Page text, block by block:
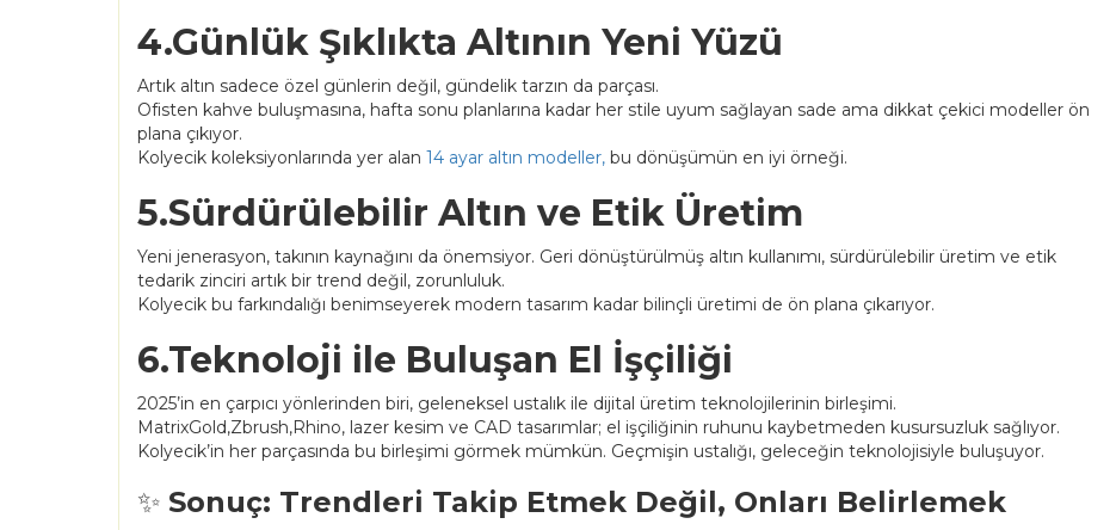
4.Günlük Şıklıkta Altının Yeni Yüzü
Artık altın sadece özel günlerin değil, gündelik tarzın da parçası.
Ofisten kahve buluşmasına, hafta sonu planlarına kadar her stile uyum sağlayan sade ama dikkat çekici modeller ön
plana çıkıyor.
Kolyecik koleksiyonlarında yer alan 14 ayar altın modeller, bu dönüşümün en iyi örneği.
5.Sürdürülebilir Altın ve Etik Üretim
Yeni jenerasyon, takının kaynağını da önemsiyor. Geri dönüştürülmüş altın kullanımı, sürdürülebilir üretim ve etik
tedarik zinciri artık bir trend değil, zorunluluk.
Kolyecik bu farkındalığı benimseyerek modern tasarım kadar bilinçli üretimi de ön plana çıkarıyor.
6.Teknoloji ile Buluşan El İşçiliği
2025’in en çarpıcı yönlerinden biri, geleneksel ustalık ile dijital üretim teknolojilerinin birleşimi.
MatrixGold,Zbrush,Rhino, lazer kesim ve CAD tasarımlar; el işçiliğinin ruhunu kaybetmeden kusursuzluk sağlıyor.
Kolyecik’in her parçasında bu birleşimi görmek mümkün. Geçmişin ustalığı, geleceğin teknolojisiyle buluşuyor.
✨ Sonuç: Trendleri Takip Etmek Değil, Onları Belirlemek